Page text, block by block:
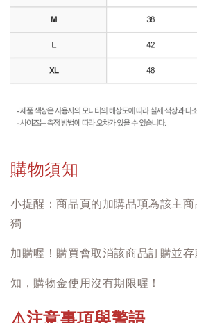
購物須知
小提醒：商品頁的加購品項為該主
獨
加購喔！購買會取消該商品訂購並
知，購物金使用沒有期限喔！
⚠️注意事項與警語